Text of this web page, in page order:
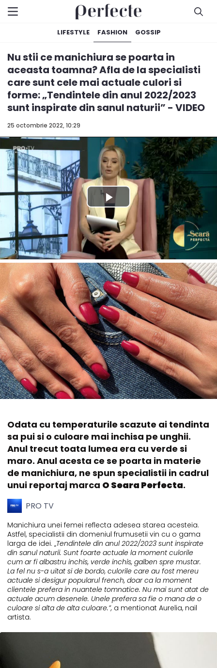
LIFESTYLE FASHION GOSSIP
25 octombrie 2022, 10:29
Nu stii ce manichiura se poarta in
aceasta toamna? Afla de la specialisti
care sunt cele mai actuale culori si
forme: „Tendintele din anul 2022/2023
sunt inspirate din sanul naturii” - VIDEO
Odata cu temperaturile scazute ai tendinta
sa pui si o culoare mai inchisa pe unghii.
Anul trecut toata lumea era cu verde si
maro. Anul acesta ce se poarta in materie
de manichiura, ne spun specialistii in cadrul
unui reportaj marca O Seara Perfecta.
PRO TV
Manichiura unei femei reflecta adesea starea acesteia.
Astfel, specialistii din domeniul frumusetii vin cu o gama
larga de idei. „Tendintele din anul 2022/2023 sunt inspirate
din sanul naturii. Sunt foarte actuale la moment culorile
cum ar fi albastru inchis, verde inchis, galben spre mustar.
La fel nu s-a uitat si de bordo, culorile care au fost mereu
actuale si desigur popularul french, doar ca la moment
clientele prefera in nuantele tomnatice. Nu mai sunt atat de
actuale acum desenele. Unele prefera sa fie o mana de o
culoare si alta de alta culoare.”, a mentionat Aurelia, nail
artista.